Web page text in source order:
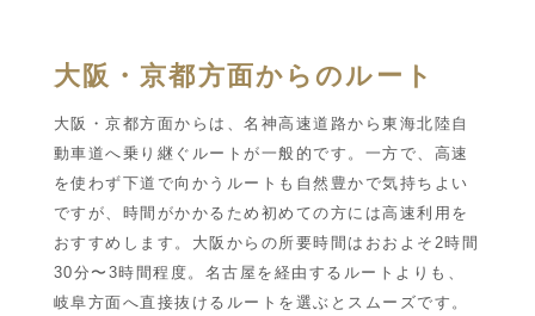
大阪・京都方面からのルート
大阪・京都方面からは、名神高速道路から東海北陸自
動車道へ乗り継ぐルートが一般的です。一方で、高速
を使わず下道で向かうルートも自然豊かで気持ちよい
ですが、時間がかかるため初めての方には高速利用を
おすすめします。大阪からの所要時間はおおよそ2時間
30分〜3時間程度。名古屋を経由するルートよりも、
岐阜方面へ直接抜けるルートを選ぶとスムーズです。